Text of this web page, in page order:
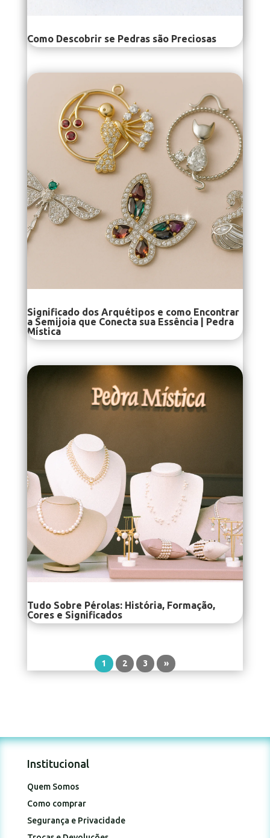
Como Descobrir se Pedras são Preciosas
Significado dos Arquétipos e como Encontrar
a Semijoia que Conecta sua Essência | Pedra
Mística
Tudo Sobre Pérolas: História, Formação,
Cores e Significados
1 2 3 »
Institucional
Quem Somos
Como comprar
Segurança e Privacidade